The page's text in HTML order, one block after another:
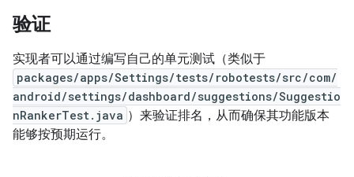
验证
实现者可以通过编写自己的单元测试（类似于
packages/apps/Settings/tests/robotests/src/com/
android/settings/dashboard/suggestions/Suggestio
nRankerTest.java ）来验证排名，从而确保其功能版本
能够按预期运行。